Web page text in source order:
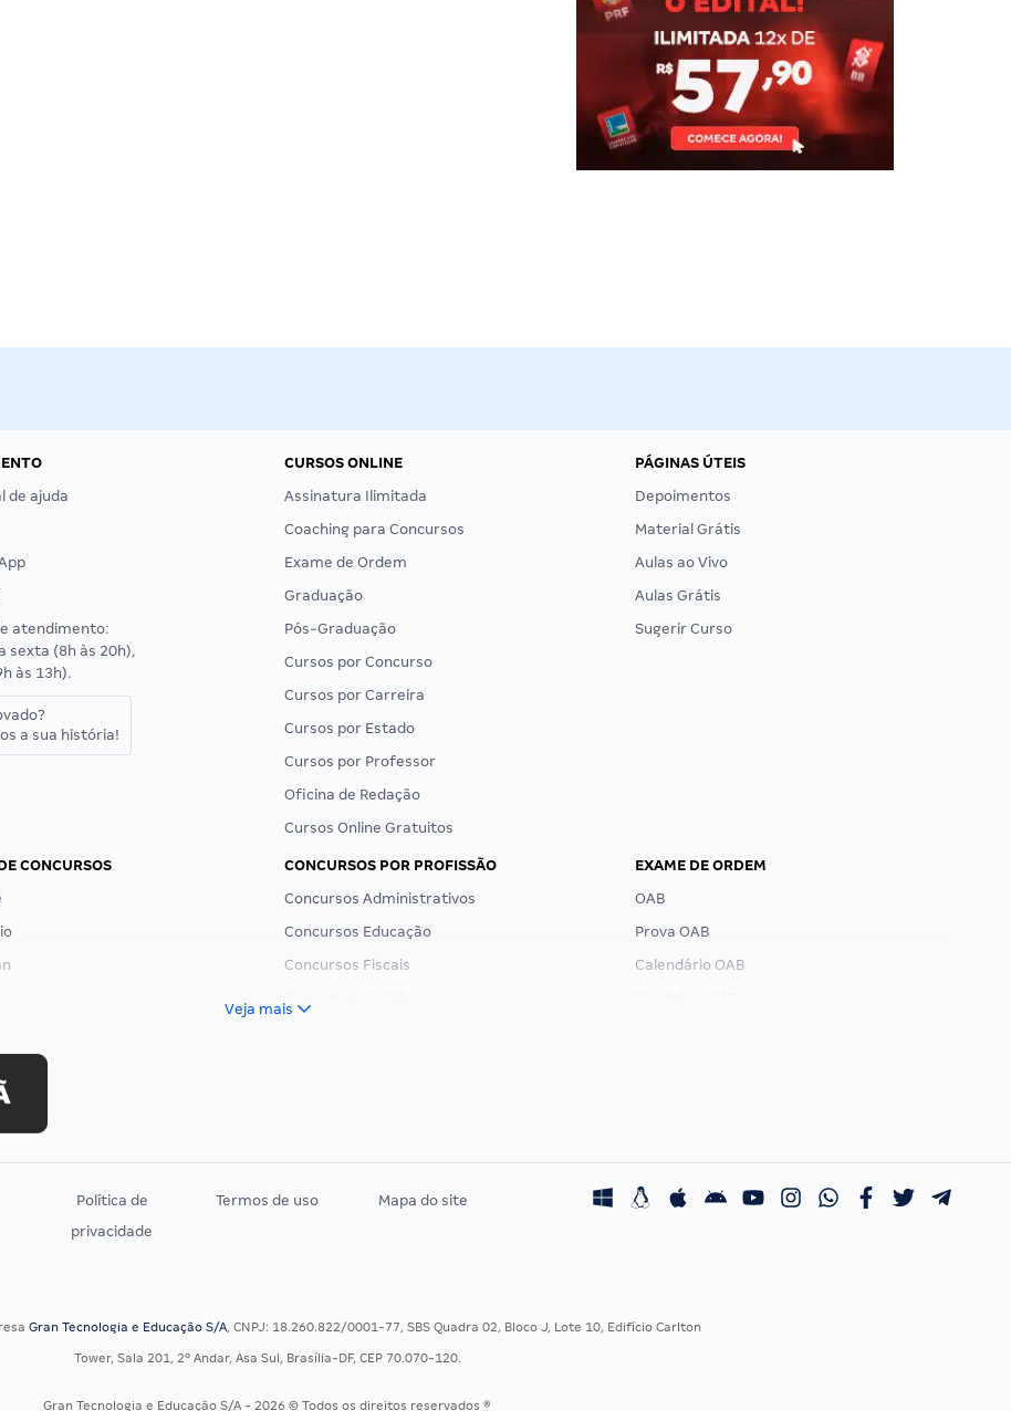
de ajuda
atendimento:
sexta (8h às 20h),
às 13h).
a sua história!
CURSOS ONLINE
Assinatura Ilimitada
Coaching para Concursos
Exame de Ordem
Graduação
Pós-Graduação
Cursos por Concurso
Cursos por Carreira
Cursos por Estado
Cursos por Professor
Oficina de Redação
Cursos Online Gratuitos
PÁGINAS ÚTEIS
Depoimentos
Material Grátis
Aulas ao Vivo
Aulas Grátis
Sugerir Curso
CONCURSOS
CONCURSOS POR PROFISSÃO
Concursos Administrativos
Concursos Educação
Concursos Fiscais
Residência Multiprofissional
EXAME DE ORDEM
OAB
Prova OAB
Calendário OAB
Veja mais
Política de
privacidade
Termos de uso Mapa do site
Gran Tecnologia e Educação S/A, CNPJ: 18.260.822/0001-77, SBS Quadra 02, Bloco J, Lote 10, Edifício Carlton
Tower, Sala 201, 2º Andar, Asa Sul, Brasília-DF, CEP 70.070-120.
Gran Tecnologia e Educação S/A - 2026 © Todos os direitos reservados ®